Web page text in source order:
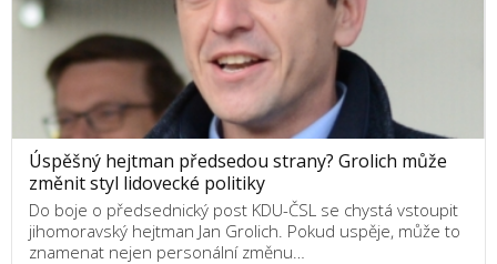
Úspěšný hejtman předsedou strany? Grolich může
změnit styl lidovecké politiky
Do boje o předsednický post KDU-ČSL se chystá vstoupit
jihomoravský hejtman Jan Grolich. Pokud uspěje, může to
znamenat nejen personální změnu…